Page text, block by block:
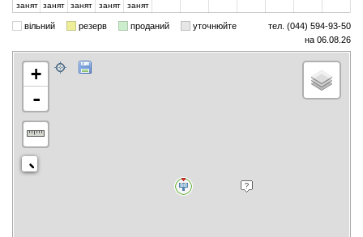
занят занят занят занят занят
вільний резерв проданий уточнюйте
тел. (044) 594-93-50
на 06.08.26
+
-